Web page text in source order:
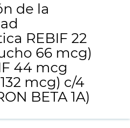
de la
REBIF 22
66 mcg)
44 mcg
mcg) c/4
BETA 1A)